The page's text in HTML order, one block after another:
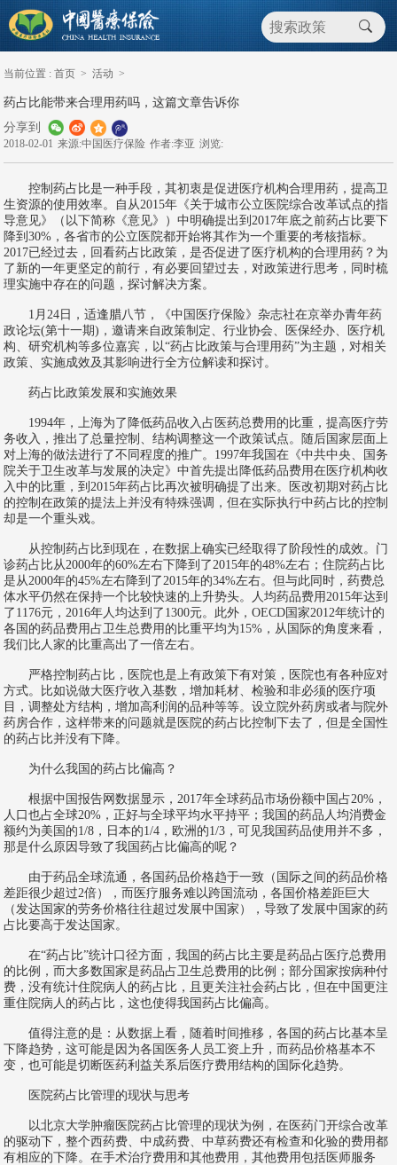
当前位置 : 首页 > 活动 >
药占比能带来合理用药吗，这篇文章告诉你
分享到
2018-02-01 来源:中国医疗保险 作者:李亚 浏览:
控制药占比是一种手段，其初衷是促进医疗机构合理用药，提高卫
生资源的使用效率。自从2015年《关于城市公立医院综合改革试点的指
导意见》（以下简称《意见》）中明确提出到2017年底之前药占比要下
降到30%，各省市的公立医院都开始将其作为一个重要的考核指标。
2017已经过去，回看药占比政策，是否促进了医疗机构的合理用药？为
了新的一年更坚定的前行，有必要回望过去，对政策进行思考，同时梳
理实施中存在的问题，探讨解决方案。
1月24日，适逢腊八节，《中国医疗保险》杂志社在京举办青年药
政论坛(第十一期)，邀请来自政策制定、行业协会、医保经办、医疗机
构、研究机构等多位嘉宾，以“药占比政策与合理用药”为主题，对相关
政策、实施成效及其影响进行全方位解读和探讨。
药占比政策发展和实施效果
1994年，上海为了降低药品收入占医药总费用的比重，提高医疗劳
务收入，推出了总量控制、结构调整这一个政策试点。随后国家层面上
对上海的做法进行了不同程度的推广。1997年我国在《中共中央、国务
院关于卫生改革与发展的决定》中首先提出降低药品费用在医疗机构收
入中的比重，到2015年药占比再次被明确提了出来。医改初期对药占比
的控制在政策的提法上并没有特殊强调，但在实际执行中药占比的控制
却是一个重头戏。
从控制药占比到现在，在数据上确实已经取得了阶段性的成效。门
诊药占比从2000年的60%左右下降到了2015年的48%左右；住院药占比
是从2000年的45%左右降到了2015年的34%左右。但与此同时，药费总
体水平仍然在保持一个比较快速的上升势头。人均药品费用2015年达到
了1176元，2016年人均达到了1300元。此外，OECD国家2012年统计的
各国的药品费用占卫生总费用的比重平均为15%，从国际的角度来看，
我们比人家的比重高出了一倍左右。
严格控制药占比，医院也是上有政策下有对策，医院也有各种应对
方式。比如说做大医疗收入基数，增加耗材、检验和非必须的医疗项
目，调整处方结构，增加高利润的品种等等。设立院外药房或者与院外
药房合作，这样带来的问题就是医院的药占比控制下去了，但是全国性
的药占比并没有下降。
为什么我国的药占比偏高？
根据中国报告网数据显示，2017年全球药品市场份额中国占20%，
人口也占全球20%，正好与全球平均水平持平；我国的药品人均消费金
额约为美国的1/8，日本的1/4，欧洲的1/3，可见我国药品使用并不多，
那是什么原因导致了我国药占比偏高的呢？
由于药品全球流通，各国药品价格趋于一致（国际之间的药品价格
差距很少超过2倍），而医疗服务难以跨国流动，各国价格差距巨大
（发达国家的劳务价格往往超过发展中国家），导致了发展中国家的药
占比要高于发达国家。
在“药占比”统计口径方面，我国的药占比主要是药品占医疗总费用
的比例，而大多数国家是药品占卫生总费用的比例；部分国家按病种付
费，没有统计住院病人的药占比，且更关注社会药占比，但在中国更注
重住院病人的药占比，这也使得我国药占比偏高。
值得注意的是：从数据上看，随着时间推移，各国的药占比基本呈
下降趋势，这可能是因为各国医务人员工资上升，而药品价格基本不
变，也可能是切断医药利益关系后医疗费用结构的国际化趋势。
医院药占比管理的现状与思考
以北京大学肿瘤医院药占比管理的现状为例，在医药门开综合改革
的驱动下，整个西药费、中成药费、中草药费还有检查和化验的费用都
有相应的下降。在手术治疗费用和其他费用，其他费用包括医师服务